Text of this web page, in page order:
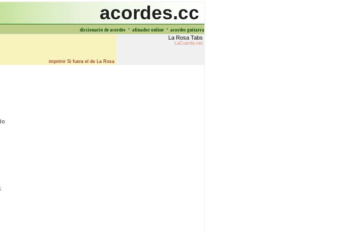
acordes.cc
diccionario de acordes · afinador online · acordes guitarra
La Rosa Tabs
LaCuerda.net
imprimir Si fuera el de La Rosa